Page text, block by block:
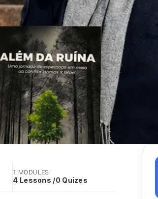
1 MODULES
4 Lessons /0 Quizes